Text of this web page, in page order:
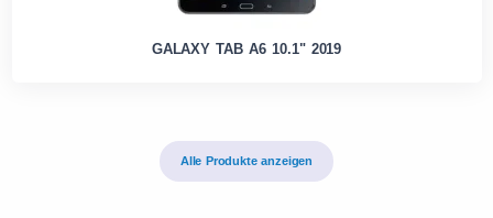
GALAXY TAB A6 10.1" 2019
Alle Produkte anzeigen